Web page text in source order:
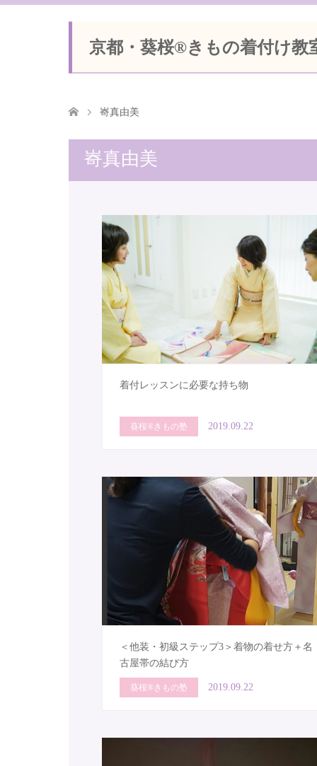
京都・葵桜®きもの着付け教
㟢真由美
㟢真由美
着付レッスンに必要な持ち物
葵桜®きもの塾 2019.09.22
＜他装・初級ステップ3＞着物の着せ方＋名
古屋帯の結び方
葵桜®きもの塾 2019.09.22